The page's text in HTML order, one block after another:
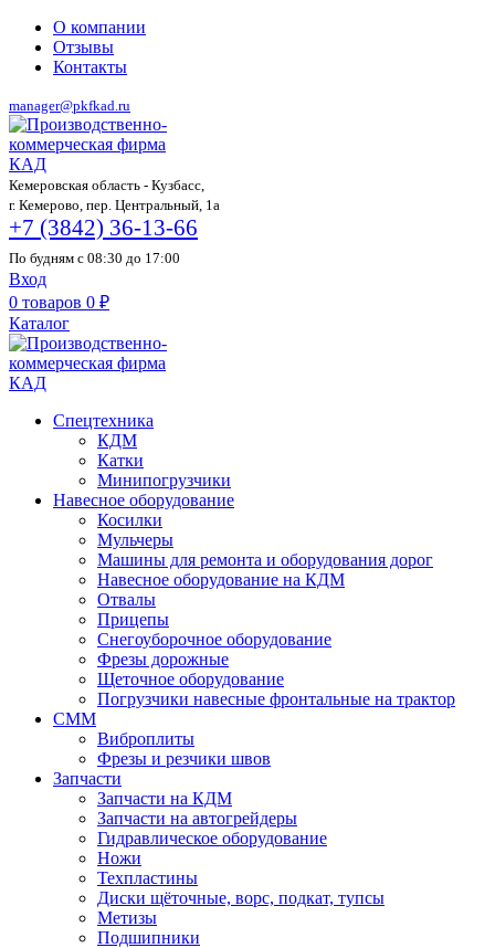
О компании
Отзывы
Контакты
manager@pkfkad.ru
Кемеровская область - Кузбасс,
г. Кемерово, пер. Центральный, 1а
+7 (3842) 36-13-66
По будням с 08:30 до 17:00
Вход
0 товаров 0 ₽
Каталог
Спецтехника
КДМ
Катки
Минипогрузчики
Навесное оборудование
Косилки
Мульчеры
Машины для ремонта и оборудования дорог
Навесное оборудование на КДМ
Отвалы
Прицепы
Снегоуборочное оборудование
Фрезы дорожные
Щеточное оборудование
Погрузчики навесные фронтальные на трактор
СММ
Виброплиты
Фрезы и резчики швов
Запчасти
Запчасти на КДМ
Запчасти на автогрейдеры
Гидравлическое оборудование
Ножи
Техпластины
Диски щёточные, ворс, подкат, тупсы
Метизы
Подшипники